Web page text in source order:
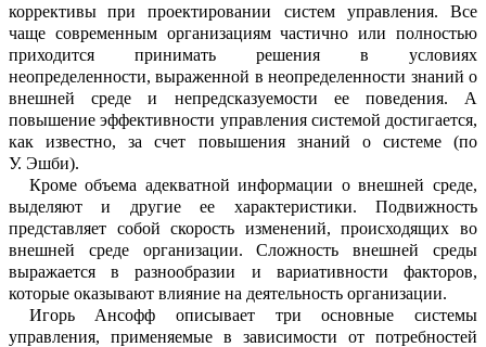
коррективы
при проектировании систем управления.Все
чаще современным организациям частично или полностью
приходится принимать решения в условиях
неопределенности, выраженной в неопределенности знаний о
внешней среде и непредсказуемости ее поведения. А
повышение эффективности управления системой достигается,
как известно, за счет повышения знаний о системе(по
У. Эшби).
Кромеобъема адекватной информации о внешней среде,
выделяют и другиеее характеристики. Подвижность
представляет собой скорость изменений, происходящих во
внешней среде организации. Сложность внешней среды
выражается в разнообразии и вариативности факторов,
которые оказывают влияние на деятельность организации.
Игорь Ансофф описывает три основные системы
управления, применяемые в зависимости от потребностей